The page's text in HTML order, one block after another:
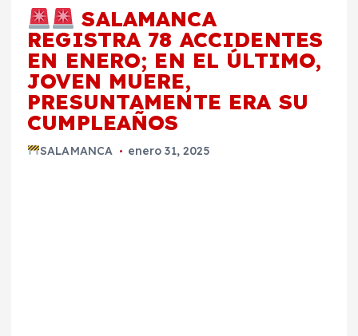
SALAMANCA
REGISTRA 78 ACCIDENTES
EN ENERO; EN EL ÚLTIMO,
JOVEN MUERE,
PRESUNTAMENTE ERA SU
CUMPLEAÑOS
SALAMANCA enero 31, 2025